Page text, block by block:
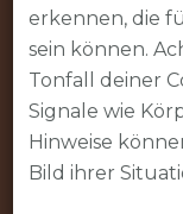
erkennen, die
sein können.
Tonfall deiner
Signale wie
Hinweise
Bild ihrer